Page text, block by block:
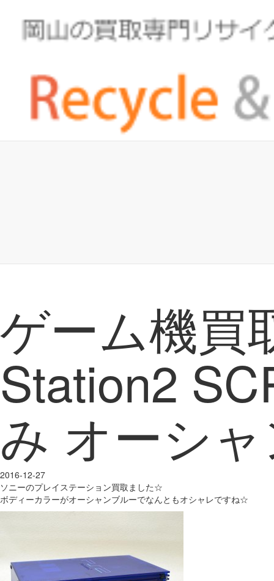
ゲーム機
Station2
み オーシ
2016-12-27
ソニーのプレイステーション買取ました☆
ボディーカラーがオーシャンブルーでなんともオシャレですね☆